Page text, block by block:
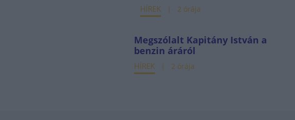
HÍREK 2 órája
Megszólalt Kapitány István a
benzin áráról
HÍREK 2 órája